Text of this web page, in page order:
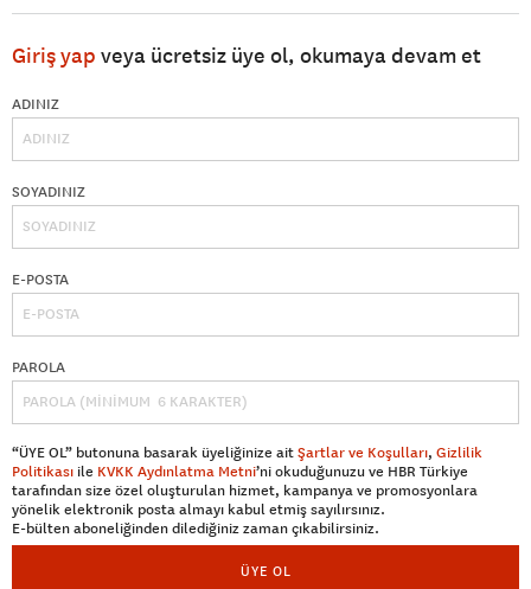
Giriş yap veya ücretsiz üye ol, okumaya devam et
ADINIZ
SOYADINIZ
E-POSTA
PAROLA
“ÜYE OL” butonuna basarak üyeliğinize aitŞartlar ve Koşulları, Gizlilik
Politikası ile KVKK Aydınlatma Metni’ni okuduğunuzu ve HBR Türkiye
tarafından size özel oluşturulan hizmet, kampanya ve promosyonlara
yönelik elektronik posta almayı kabul etmiş sayılırsınız.
E-bülten aboneliğinden dilediğiniz zaman çıkabilirsiniz.
ÜYE OL